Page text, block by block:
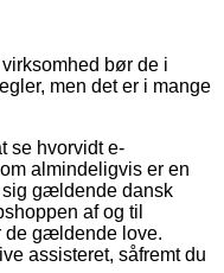
bør de i
men det er i mange
se hvorvidt e-
almindeligvis er en
sig gældende dansk
af og til
de gældende love.
assisteret, såfremt du